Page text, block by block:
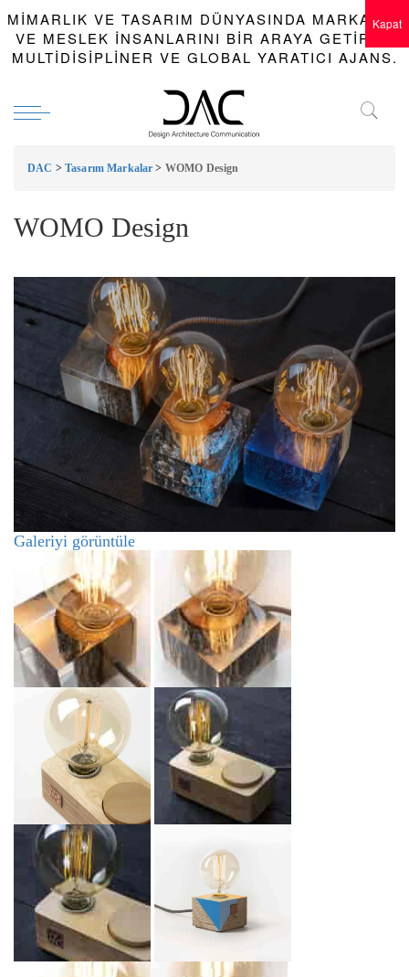
MIMARLIK VE TASARIM DÜNYASINDA MARKALAR
VE MESLEK INSANLARINI BIR ARAYA GETIREN
MULTIDISIPLINER VE GLOBAL YARATICI AJANS.
DAC > Tasarım Markalar > WOMO Design
WOMO Design
Galeriyi görüntüle
Kapat